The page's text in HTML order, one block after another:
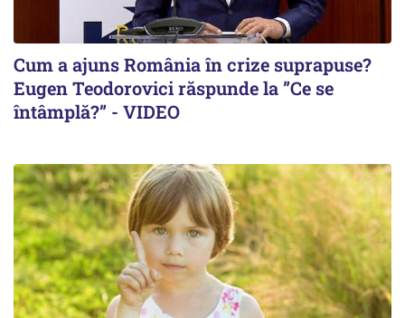
Cum a ajuns România în crize suprapuse?
Eugen Teodorovici răspunde la ”Ce se
întâmplă?” - VIDEO